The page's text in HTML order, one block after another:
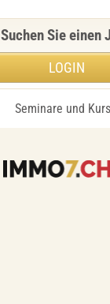
Seminare und
Suchen Sie einen
LOGIN